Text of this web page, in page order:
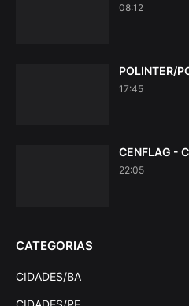
08:12
POLINTER/
17:45
CENFLAG -
22:05
CATEGORIAS
CIDADES/BA